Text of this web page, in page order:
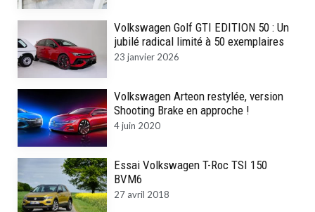
Volkswagen Golf GTI EDITION 50 : Un
jubilé radical limité à 50 exemplaires
23 janvier 2026
Volkswagen Arteon restylée, version
Shooting Brake en approche !
4 juin 2020
Essai Volkswagen T-Roc TSI 150
BVM6
27 avril 2018